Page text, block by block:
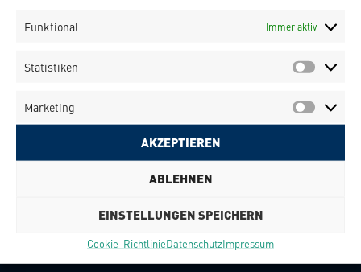
Funktional Immer aktiv
Statistiken
Marketing
AKZEPTIEREN
ABLEHNEN
EINSTELLUNGEN SPEICHERN
Cookie-RichtlinieDatenschutzImpressum